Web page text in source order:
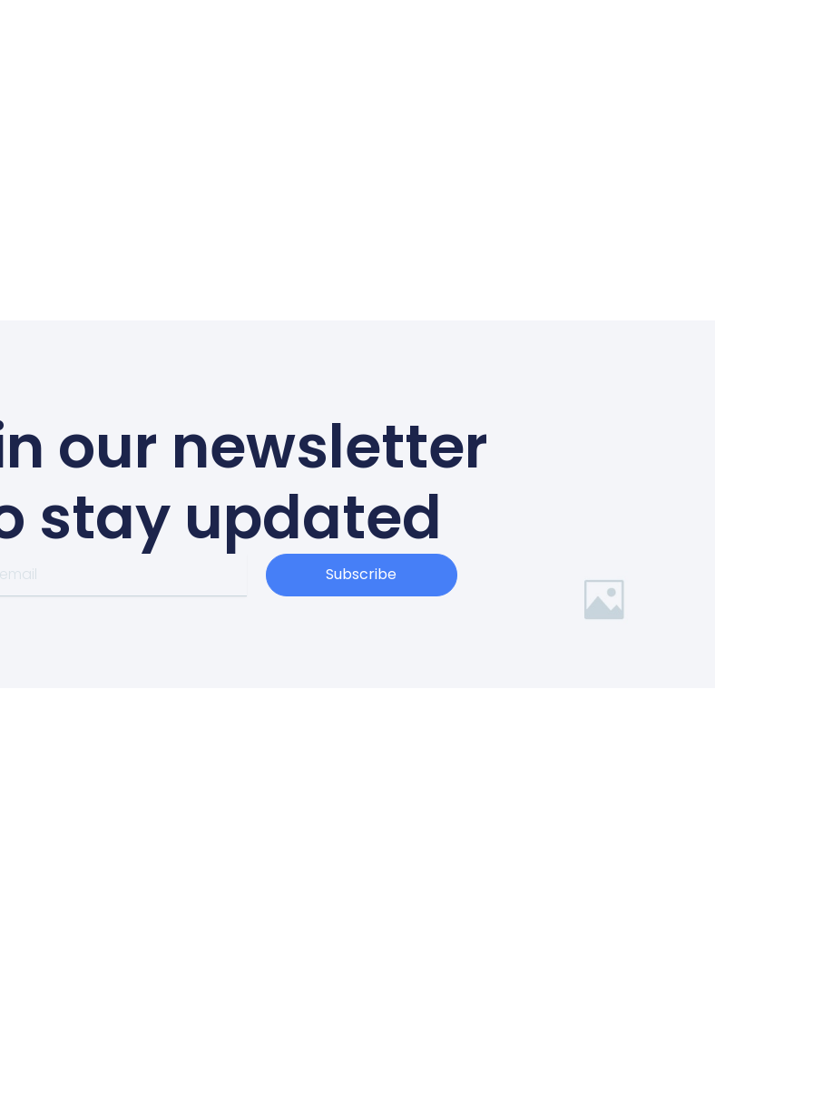
our newsletter
stay updated
Subscribe